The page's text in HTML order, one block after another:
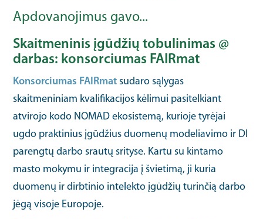
Apdovanojimus gavo...
Skaitmeninis įgūdžių tobulinimas @
darbas: konsorciumas FAIRmat
Konsorciumas FAIRmat sudaro sąlygas
skaitmeniniam kvalifikacijos kėlimui pasitelkiant
atvirojo kodo NOMAD ekosistemą, kurioje tyrėjai
ugdo praktinius įgūdžius duomenų modeliavimo ir DI
parengtų darbo srautų srityse. Kartu su kintamo
masto mokymu ir integracija į švietimą, ji kuria
duomenų ir dirbtinio intelekto įgūdžių turinčią darbo
jėgą visoje Europoje.